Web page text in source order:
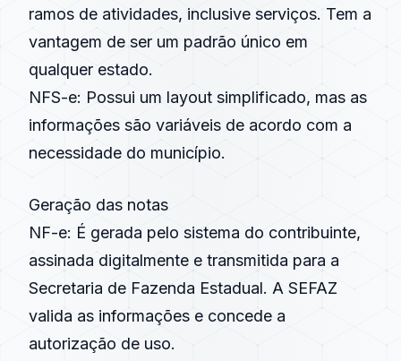
ramos de atividades, inclusive serviços. Tem a
vantagem de ser um padrão único em
qualquer estado.
NFS-e: Possui um layout simplificado, mas as
informações são variáveis de acordo com a
necessidade do município.
Geração das notas
NF-e: É gerada pelo sistema do contribuinte,
assinada digitalmente e transmitida para a
Secretaria de Fazenda Estadual. A SEFAZ
valida as informações e concede a
autorização de uso.